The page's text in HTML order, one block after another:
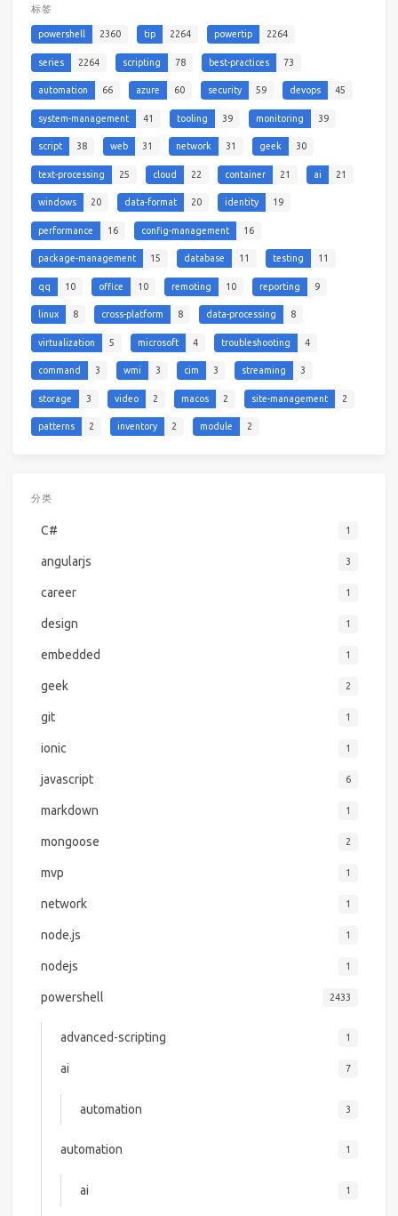
标签
powershell 2360 tip 2264 powertip 2264
series 2264 scripting 78 best-practices 73
automation 66 azure 60 security 59 devops 45
system-management 41 tooling 39 monitoring 39
script 38 web 31 network 31 geek 30
text-processing 25 cloud 22 container 21 ai 21
windows 20 data-format 20 identity 19
performance 16 config-management 16
package-management 15 database 11 testing 11
qq 10 office 10 remoting 10 reporting 9
linux 8 cross-platform 8 data-processing 8
virtualization 5 microsoft 4 troubleshooting 4
command 3 wmi 3 cim 3 streaming 3
storage 3 video 2 macos 2 site-management 2
patterns 2 inventory 2 module 2
分类
C# 1
angularjs 3
career 1
design 1
embedded 1
geek 2
git 1
ionic 1
javascript 6
markdown 1
mongoose 2
mvp 1
network 1
node.js 1
nodejs 1
powershell 2433
advanced-scripting 1
ai 7
automation 3
automation 1
ai 1